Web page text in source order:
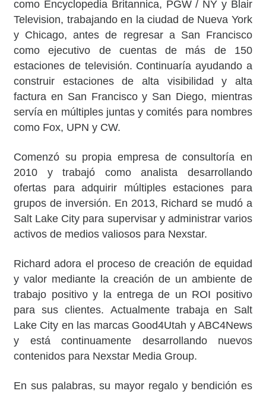
como Encyclopedia Britannica, PGW / NY y Blair
Television, trabajando en la ciudad de Nueva York
y Chicago, antes de regresar a San Francisco
como ejecutivo de cuentas de más de 150
estaciones de televisión. Continuaría ayudando a
construir estaciones de alta visibilidad y alta
factura en San Francisco y San Diego, mientras
servía en múltiples juntas y comités para nombres
como Fox, UPN y CW.
Comenzó su propia empresa de consultoría en
2010 y trabajó como analista desarrollando
ofertas para adquirir múltiples estaciones para
grupos de inversión. En 2013, Richard se mudó a
Salt Lake City para supervisar y administrar varios
activos de medios valiosos para Nexstar.
Richard adora el proceso de creación de equidad
y valor mediante la creación de un ambiente de
trabajo positivo y la entrega de un ROI positivo
para sus clientes. Actualmente trabaja en Salt
Lake City en las marcas Good4Utah y ABC4News
y está continuamente desarrollando nuevos
contenidos para Nexstar Media Group.
En sus palabras, su mayor regalo y bendición es